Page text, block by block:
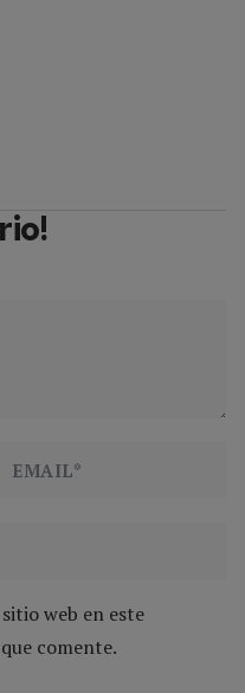
web en este
comente.